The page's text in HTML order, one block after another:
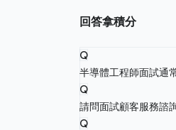
回答拿積分
Q
半導體工程師面試通
Q
請問面試顧客服務諮
Q